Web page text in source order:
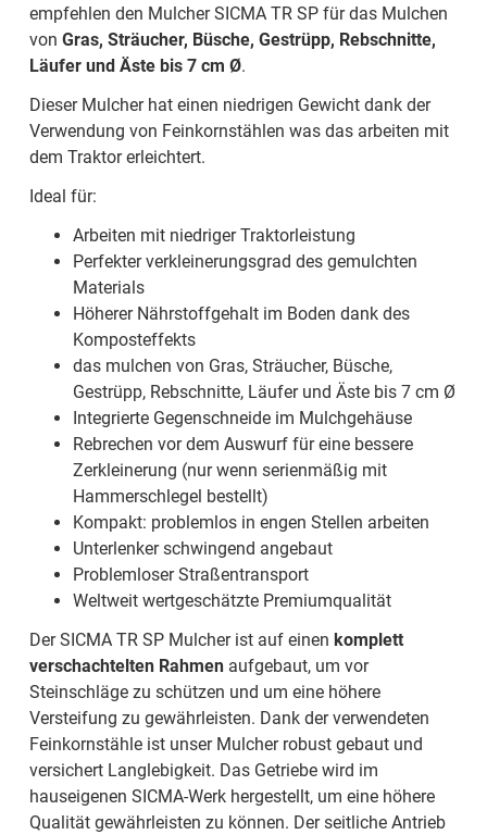
empfehlen den Mulcher SICMA TR SP für das Mulchen
von Gras, Sträucher, Büsche, Gestrüpp, Rebschnitte,
Läufer und Äste bis 7 cm Ø.
Dieser Mulcher hat einen niedrigen Gewicht dank der
Verwendung von Feinkornstählen was das arbeiten mit
dem Traktor erleichtert.
Ideal für:
Arbeiten mit niedriger Traktorleistung
Perfekter verkleinerungsgrad des gemulchten
Materials
Höherer Nährstoffgehalt im Boden dank des
Komposteffekts
das mulchen von Gras, Sträucher, Büsche,
Gestrüpp, Rebschnitte, Läufer und Äste bis 7 cm Ø
Integrierte Gegenschneide im Mulchgehäuse
Rebrechen vor dem Auswurf für eine bessere
Zerkleinerung (nur wenn serienmäßig mit
Hammerschlegel bestellt)
Kompakt: problemlos in engen Stellen arbeiten
Unterlenker schwingend angebaut
Problemloser Straßentransport
Weltweit wertgeschätzte Premiumqualität
Der SICMA TR SP Mulcher ist auf einen komplett
verschachtelten Rahmen aufgebaut, um vor
Steinschläge zu schützen und um eine höhere
Versteifung zu gewährleisten. Dank der verwendeten
Feinkornstähle ist unser Mulcher robust gebaut und
versichert Langlebigkeit. Das Getriebe wird im
hauseigenen SICMA-Werk hergestellt, um eine höhere
Qualität gewährleisten zu können. Der seitliche Antrieb